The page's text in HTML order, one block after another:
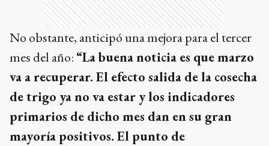
No obstante, anticipó una mejora para el tercer
mes del año: “La buena noticia es que marzo
va a recuperar. El efecto salida de la cosecha
de trigo ya no va estar y los indicadores
primarios de dicho mes dan en su gran
mayoría positivos. El punto de